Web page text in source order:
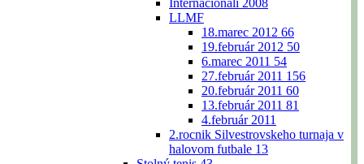
Internacionáli 2008
LLMF
18.marec 2012 66
19.február 2012 50
6.marec 2011 54
27.február 2011 156
20.február 2011 60
13.február 2011 81
4.február 2011
2.rocnik Silvestrovskeho turnaja v
halovom futbale 13